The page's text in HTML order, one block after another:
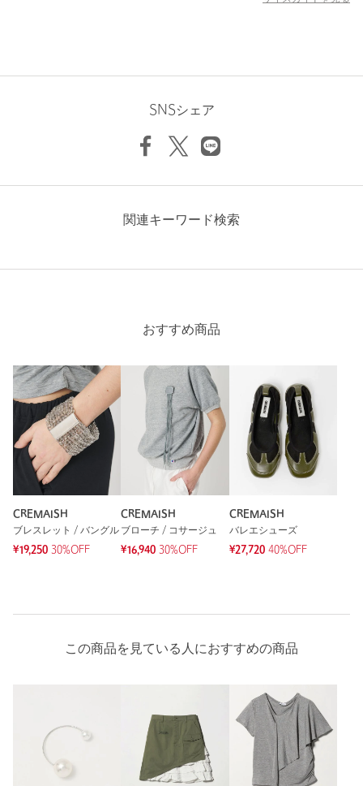
品名：ATT CM BRS CRV TSSL BRCH 品番：56333000078
対象商品
対象外商品
SNSシェア
関連キーワード検索
おすすめ商品
CREMAISH
ブレスレット / バングル
¥19,250 30%OFF
CREMAISH
ブローチ / コサージュ
¥16,940 30%OFF
CREMAISH
バレエシューズ
¥27,720 40%OFF
この商品を見ている人におすすめの商品